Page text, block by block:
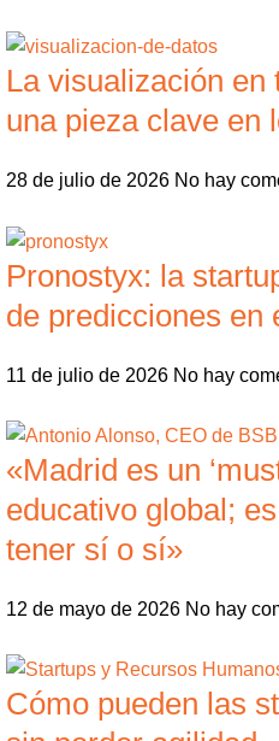
La visualización
una pieza clave en
28 de julio de 2026 No hay
Pronostyx: la
de predicciones en
11 de julio de 2026 No hay
«Madrid es un
educativo global;
tener sí o sí»
12 de mayo de 2026 No hay
Cómo pueden las